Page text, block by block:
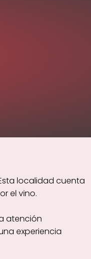
localidad cuenta
el vino.
atención
experiencia